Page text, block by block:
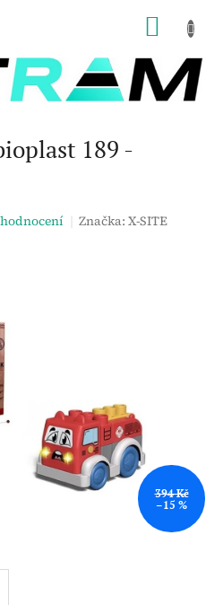
189 -
Značka:X-SITE
394 Kč
–15 %